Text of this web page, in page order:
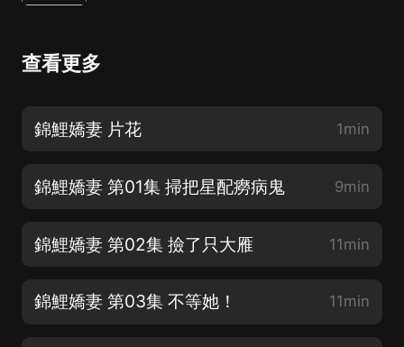
查看更多
錦鯉嬌妻 片花 1min
錦鯉嬌妻 第01集 掃把星配癆病鬼 9min
錦鯉嬌妻 第02集 撿了只大雁 11min
錦鯉嬌妻 第03集 不等她！ 11min